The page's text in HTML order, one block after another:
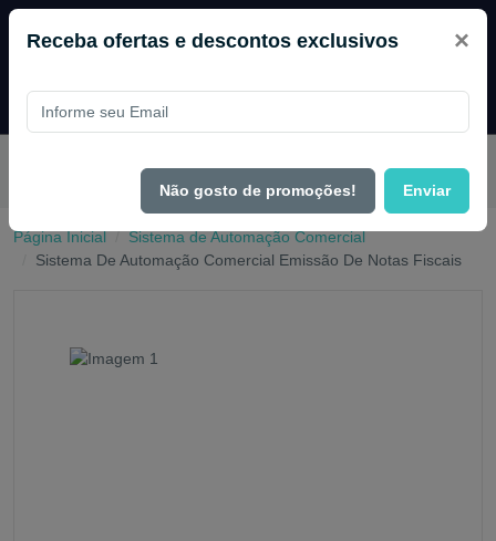
Agosto.
Página Inicial
Sistema de Automação Comercial
Sistema De Automação Comercial Emissão De Notas Fiscais
Receba ofertas e descontos exclusivos ×
Não gosto de promoções! Enviar